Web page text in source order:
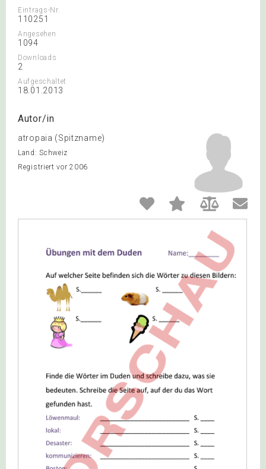
Eintrags-Nr.
110251
Angesehen
1094
Downloads
2
Aufgeschaltet
18.01.2013
Autor/in
atropaia (Spitzname)
Land: Schweiz
Registriert vor 2006